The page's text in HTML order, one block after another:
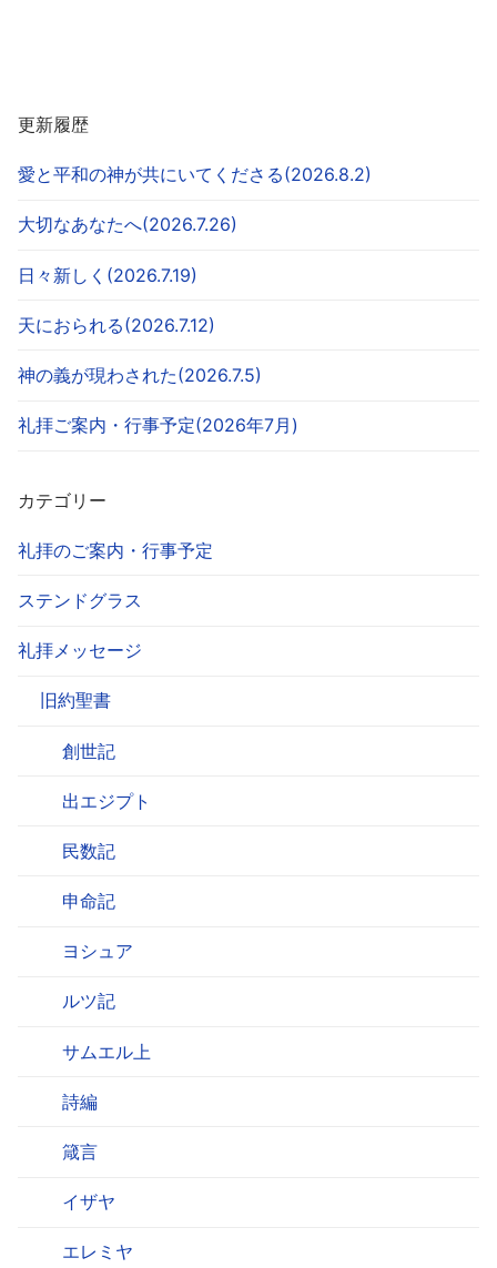
更新履歴
愛と平和の神が共にいてくださる(2026.8.2)
大切なあなたへ(2026.7.26)
日々新しく(2026.7.19)
天におられる(2026.7.12)
神の義が現わされた(2026.7.5)
礼拝ご案内・行事予定(2026年7月)
カテゴリー
礼拝のご案内・行事予定
ステンドグラス
礼拝メッセージ
旧約聖書
創世記
出エジプト
民数記
申命記
ヨシュア
ルツ記
サムエル上
詩編
箴言
イザヤ
エレミヤ